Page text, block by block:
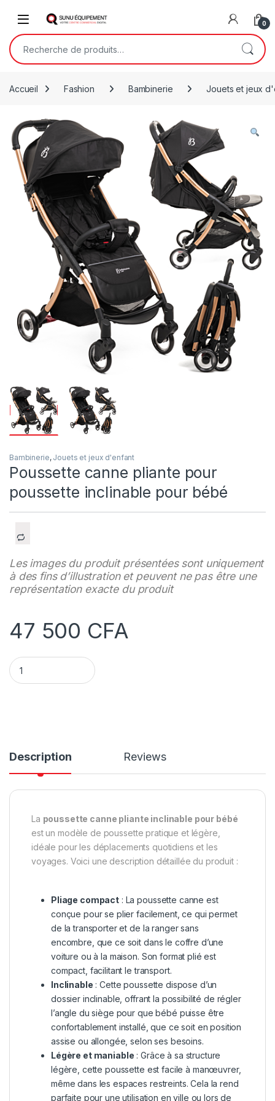
Open 0
Recherche pour :
Accueil Fashion Bambinerie Jouets et jeux
Bambinerie, Jouets et jeux d'enfant
Poussette canne pliante pour
poussette inclinable pour bébé
Les images du produit présentées sont uniquement
à des fins d’illustration et peuvent ne pas être une
représentation exacte du produit
47 500 CFA
Poussette canne pliante pour poussette inclinable pour
Description Reviews
La poussette canne pliante inclinable pour bébé
est un modèle de poussette pratique et légère,
idéale pour les déplacements quotidiens et les
voyages. Voici une description détaillée du produit :
Pliage compact : La poussette canne est
conçue pour se plier facilement, ce qui permet
de la transporter et de la ranger sans
encombre, que ce soit dans le coffre d’une
voiture ou à la maison. Son format plié est
compact, facilitant le transport.
Inclinable : Cette poussette dispose d’un
dossier inclinable, offrant la possibilité de régler
l’angle du siège pour que bébé puisse être
confortablement installé, que ce soit en position
assise ou allongée, selon ses besoins.
Légère et maniable : Grâce à sa structure
légère, cette poussette est facile à manœuvrer,
même dans les espaces restreints. Cela la rend
parfaite pour une utilisation en ville ou lors de